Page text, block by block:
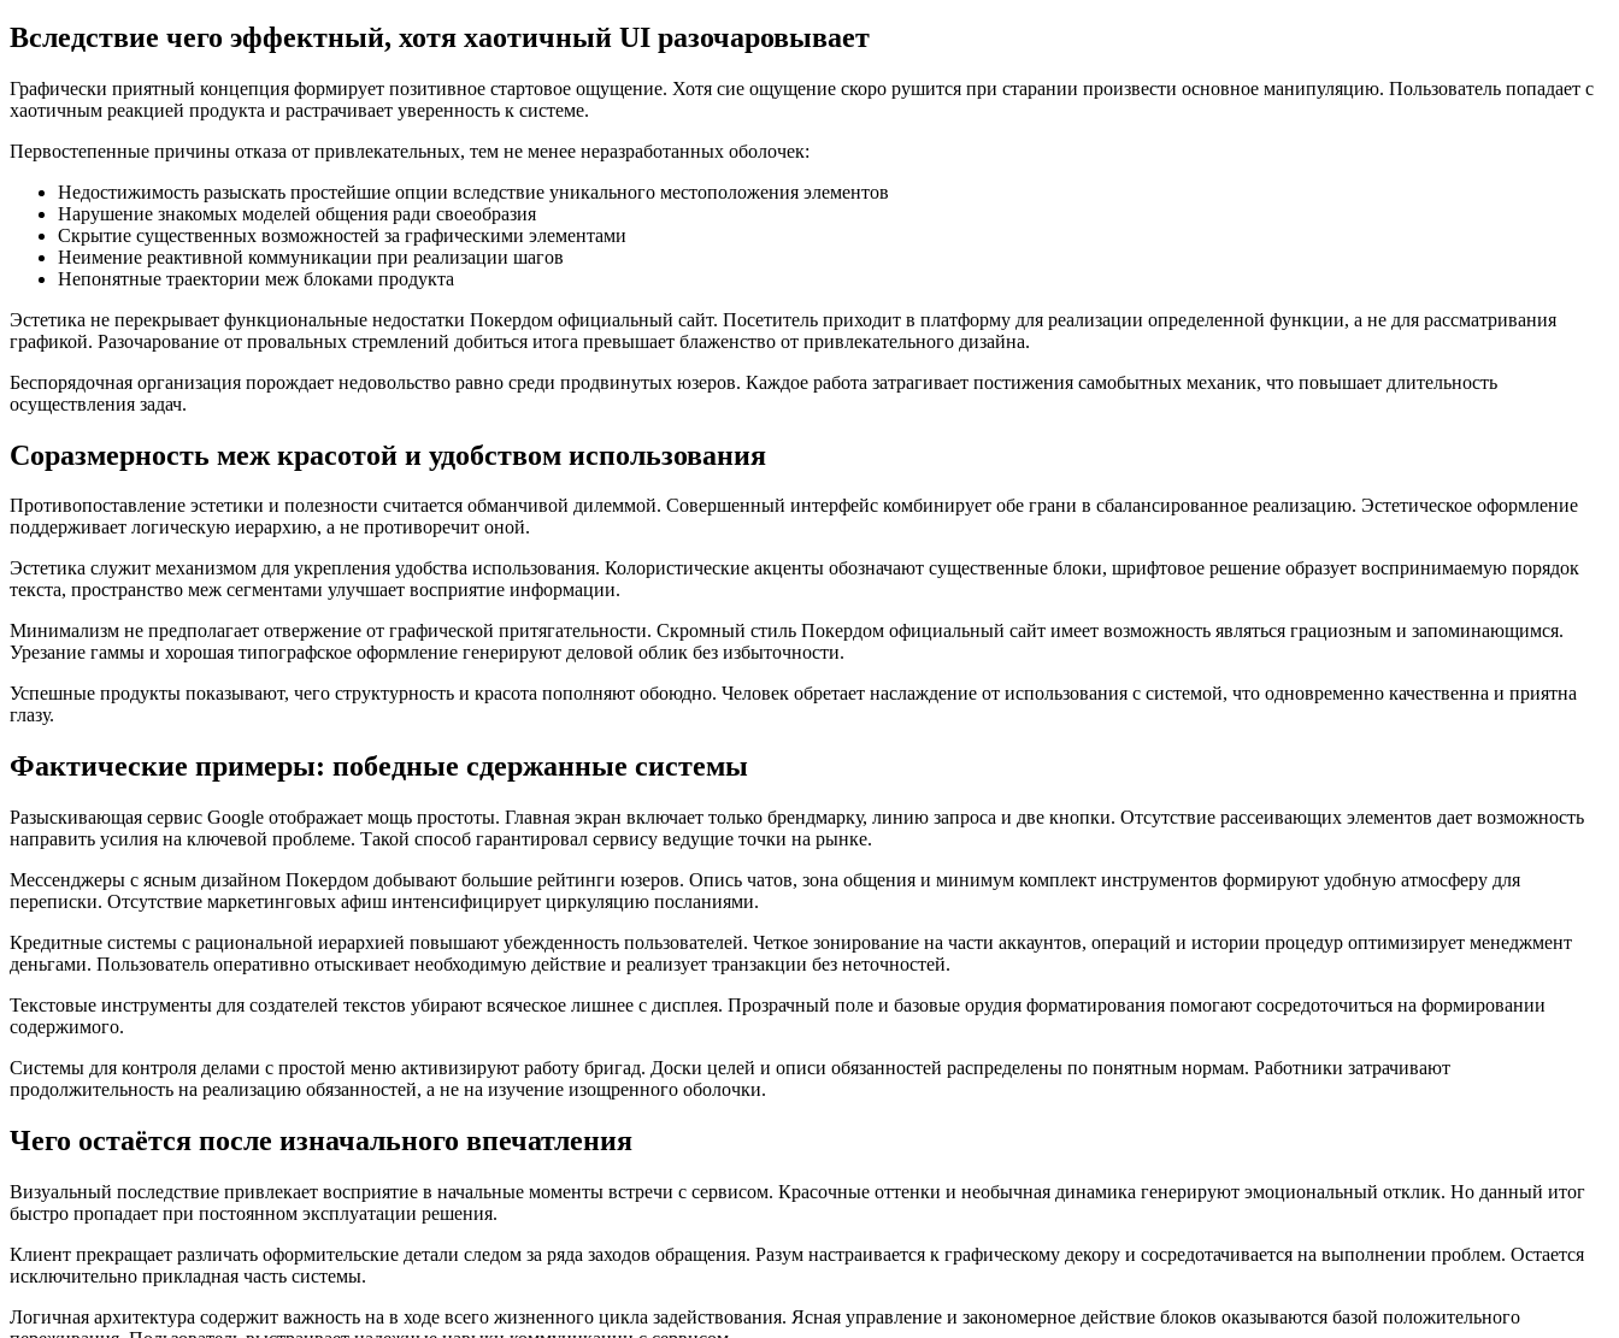
Вследствие чего эффектный, хотя хаотичный UI разочаровывает
Графически приятный концепция формирует позитивное стартовое ощущение. Хотя сие ощущение скоро рушится при старании произвести основное манипуляцию. Пользователь попадает с
хаотичным реакцией продукта и растрачивает уверенность к системе.
Первостепенные причины отказа от привлекательных, тем не менее неразработанных оболочек:
Недостижимость разыскать простейшие опции вследствие уникального местоположения элементов
Нарушение знакомых моделей общения ради своеобразия
Скрытие существенных возможностей за графическими элементами
Неимение реактивной коммуникации при реализации шагов
Непонятные траектории меж блоками продукта
Эстетика не перекрывает функциональные недостатки Покердом официальный сайт. Посетитель приходит в платформу для реализации определенной функции, а не для рассматривания
графикой. Разочарование от провальных стремлений добиться итога превышает блаженство от привлекательного дизайна.
Беспорядочная организация порождает недовольство равно среди продвинутых юзеров. Каждое работа затрагивает постижения самобытных механик, что повышает длительность
осуществления задач.
Соразмерность меж красотой и удобством использования
Противопоставление эстетики и полезности считается обманчивой дилеммой. Совершенный интерфейс комбинирует обе грани в сбалансированное реализацию. Эстетическое оформление
поддерживает логическую иерархию, а не противоречит оной.
Эстетика служит механизмом для укрепления удобства использования. Колористические акценты обозначают существенные блоки, шрифтовое решение образует воспринимаемую порядок
текста, пространство меж сегментами улучшает восприятие информации.
Минимализм не предполагает отвержение от графической притягательности. Скромный стиль Покердом официальный сайт имеет возможность являться грациозным и запоминающимся.
Урезание гаммы и хорошая типографское оформление генерируют деловой облик без избыточности.
Успешные продукты показывают, чего структурность и красота пополняют обоюдно. Человек обретает наслаждение от использования с системой, что одновременно качественна и приятна
глазу.
Фактические примеры: победные сдержанные системы
Разыскивающая сервис Google отображает мощь простоты. Главная экран включает только брендмарку, линию запроса и две кнопки. Отсутствие рассеивающих элементов дает возможность
направить усилия на ключевой проблеме. Такой способ гарантировал сервису ведущие точки на рынке.
Мессенджеры с ясным дизайном Покердом добывают большие рейтинги юзеров. Опись чатов, зона общения и минимум комплект инструментов формируют удобную атмосферу для
переписки. Отсутствие маркетинговых афиш интенсифицирует циркуляцию посланиями.
Кредитные системы с рациональной иерархией повышают убежденность пользователей. Четкое зонирование на части аккаунтов, операций и истории процедур оптимизирует менеджмент
деньгами. Пользователь оперативно отыскивает необходимую действие и реализует транзакции без неточностей.
Текстовые инструменты для создателей текстов убирают всяческое лишнее с дисплея. Прозрачный поле и базовые орудия форматирования помогают сосредоточиться на формировании
содержимого.
Системы для контроля делами с простой меню активизируют работу бригад. Доски целей и описи обязанностей распределены по понятным нормам. Работники затрачивают
продолжительность на реализацию обязанностей, а не на изучение изощренного оболочки.
Чего остаётся после изначального впечатления
Визуальный последствие привлекает восприятие в начальные моменты встречи с сервисом. Красочные оттенки и необычная динамика генерируют эмоциональный отклик. Но данный итог
быстро пропадает при постоянном эксплуатации решения.
Клиент прекращает различать оформительские детали следом за ряда заходов обращения. Разум настраивается к графическому декору и сосредотачивается на выполнении проблем. Остается
исключительно прикладная часть системы.
Логичная архитектура содержит важность на в ходе всего жизненного цикла задействования. Ясная управление и закономерное действие блоков оказываются базой положительного